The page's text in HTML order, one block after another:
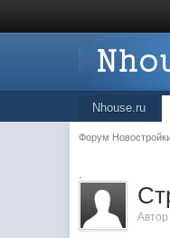
Nhouse.ru
Форум
.
Автор